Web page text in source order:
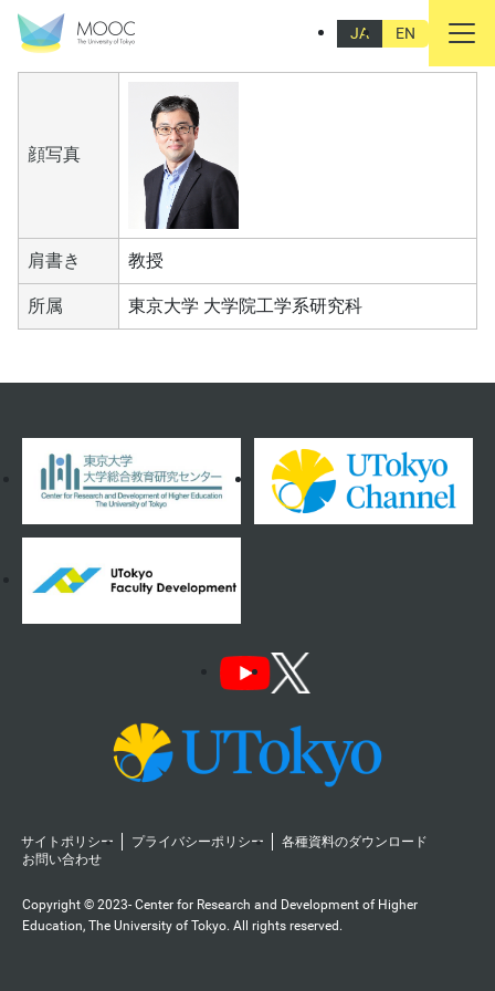
JA EN
村山 顕人
顔写真
肩書き 教授
所属 東京大学 大学院工学系研究科
サイトポリシー プライバシーポリシー
各種資料のダウンロード
お問い合わせ
Copyright © 2023- Center for Research and Development of Higher
Education, The University of Tokyo. All rights reserved.️